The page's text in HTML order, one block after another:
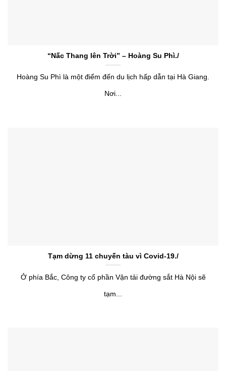
“Nấc Thang lên Trời” – Hoàng Su Phì./
Hoàng Su Phì là một điểm đến du lịch hấp dẫn tại Hà Giang.
Nơi...
Tạm dừng 11 chuyến tàu vì Covid-19./
Ở phía Bắc, Công ty cổ phần Vận tải đường sắt Hà Nội sẽ
tạm...